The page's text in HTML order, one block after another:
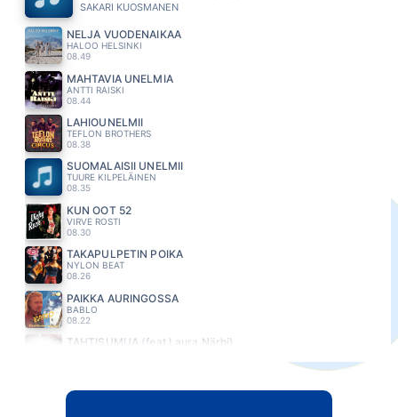
SAKARI KUOSMANEN
NELJÄ VUODENAIKAA
HALOO HELSINKI
08.49
MAHTAVIA UNELMIA
ANTTI RAISKI
08.44
LAHIÖUNELMII
TEFLON BROTHERS
08.38
SUOMALAISII UNELMII
TUURE KILPELÄINEN
08.35
KUN OOT 52
VIRVE ROSTI
08.30
TAKAPULPETIN POIKA
NYLON BEAT
08.26
PAIKKA AURINGOSSA
BABLO
08.22
TÄHTISUMUA (feat Laura Närhi)
LEO STILLMAN